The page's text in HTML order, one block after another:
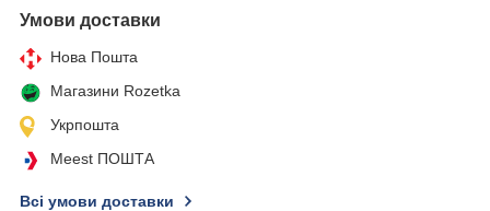
Умови доставки
Нова Пошта
Магазини Rozetka
Укрпошта
Meest ПОШТА
Всі умови доставки